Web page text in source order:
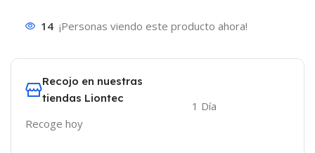
14 ¡Personas viendo este producto ahora!
Recojo en nuestras
tiendas Liontec
Recoge hoy
1 Día